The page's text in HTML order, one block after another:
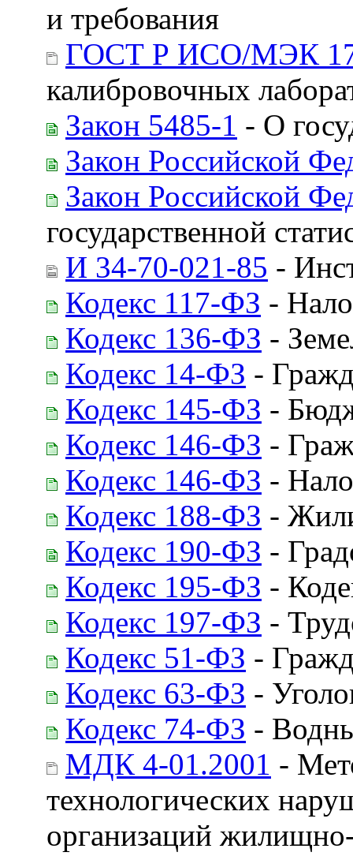
и требования
ГОСТ Р ИСО/МЭК
калибровочных
Закон 5485-1 - О
Закон Российской
Закон Российской
государственной
И 34-70-021-85 -
Кодекс 117-ФЗ -
Кодекс 136-ФЗ -
Кодекс 14-ФЗ -
Кодекс 145-ФЗ -
Кодекс 146-ФЗ -
Кодекс 146-ФЗ -
Кодекс 188-ФЗ -
Кодекс 190-ФЗ -
Кодекс 195-ФЗ -
Кодекс 197-ФЗ -
Кодекс 51-ФЗ -
Кодекс 63-ФЗ -
Кодекс 74-ФЗ -
МДК 4-01.2001 -
технологических
организаций